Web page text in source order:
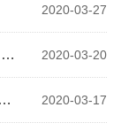
2020-03-27
2020-03-20
2020-03-17